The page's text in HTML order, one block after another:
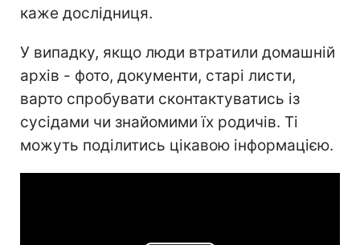
каже дослідниця.
У випадку, якщо люди втратили домашній
архів - фото, документи, старі листи,
варто спробувати сконтактуватись із
сусідами чи знайомими їх родичів. Ті
можуть поділитись цікавою інформацією.